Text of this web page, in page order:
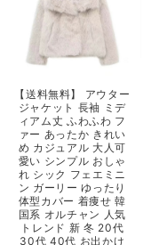
【送料無料】 アウター
ジャケット 長袖 ミデ
ィアム丈 ふわふわ フ
ァー あったか きれい
め カジュアル 大人可
愛い シンプル おしゃ
れ シック フェエミニ
ン ガーリー ゆったり
体型カバー 着痩せ 韓
国系 オルチャン 人気
トレンド 新 冬 20代
30代 40代 お出かけ